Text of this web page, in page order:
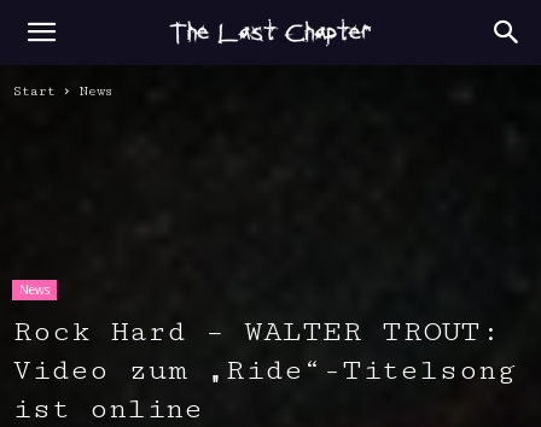
Start News
News
Rock Hard – WALTER TROUT:
Video zum „Ride“-Titelsong
ist online